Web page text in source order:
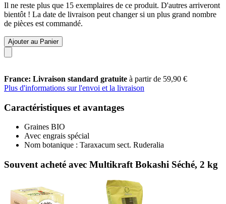
Il ne reste plus que 15 exemplaires de ce produit. D'autres arriveront
bientôt ! La date de livraison peut changer si un plus grand nombre
de pièces est commandé.
Ajouter au Panier
France: Livraison standard gratuite à partir de 59,90 €
Plus d'informations sur l'envoi et la livraison
Caractéristiques et avantages
Graines BIO
Avec engrais spécial
Nom botanique : Taraxacum sect. Ruderalia
Souvent acheté avec Multikraft Bokashi Séché, 2 kg